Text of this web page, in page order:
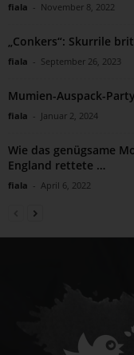
fiala - November 8, 2022
„Conkers“: Skurrile
fiala - September 26, 2023
Mumien-Auspack-
fiala - Januar 2, 2024
Wie das genügsame
England rettete …
fiala - April 6, 2022